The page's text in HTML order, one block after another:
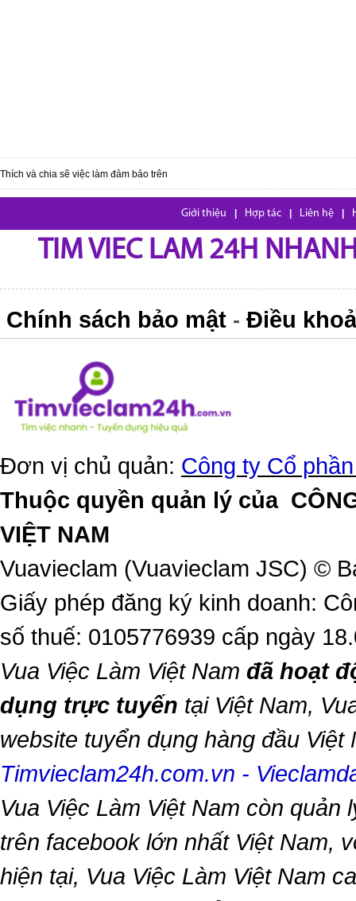
Thích và chia sẽ việc làm đảm bảo trên
Giới thiệu Hợp tác Liên hệ
TIM VIEC LAM 24H
Chính sách bảo mật - Điều
Đơn vị chủ quản: Công ty Cổ
Thuộc quyền quản lý của
VIỆT NAM
Vuavieclam (Vuavieclam JSC) ©
Giấy phép đăng ký kinh doanh:
số thuế: 0105776939 cấp ngày
Vua Việc Làm Việt Nam đã hoạt
dụng trực tuyến tại Việt Nam,
website tuyển dụng hàng đầu
Timvieclam24h.com.vn -
Vua Việc Làm Việt Nam còn quản
trên facebook lớn nhất Việt Nam,
hiện tại, Vua Việc Làm Việt Nam